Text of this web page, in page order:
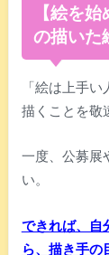
【絵を
の描いた
「絵は上手
描くことを敬
一度、公募展
い。
できれば、自
ら、描き手の